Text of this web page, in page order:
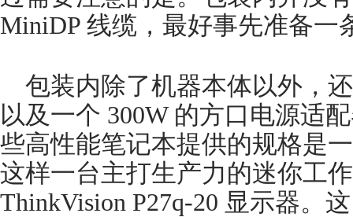
MiniDP 线缆，最好事先准备一
包装内除了机器本体以外，
以及一个 300W 的方口电源适
些高性能笔记本提供的规格是
这样一台主打生产力的迷你工
ThinkVision P27q-20 显示器。